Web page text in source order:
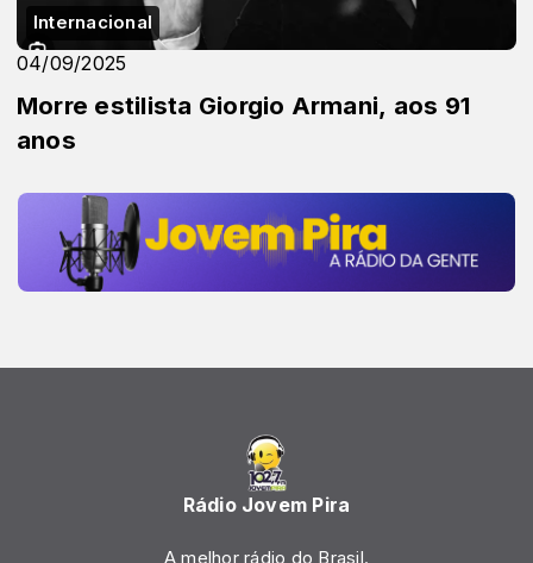
Internacional
04/09/2025
Morre estilista Giorgio Armani, aos 91
anos
Rádio Jovem Pira
A melhor rádio do Brasil.